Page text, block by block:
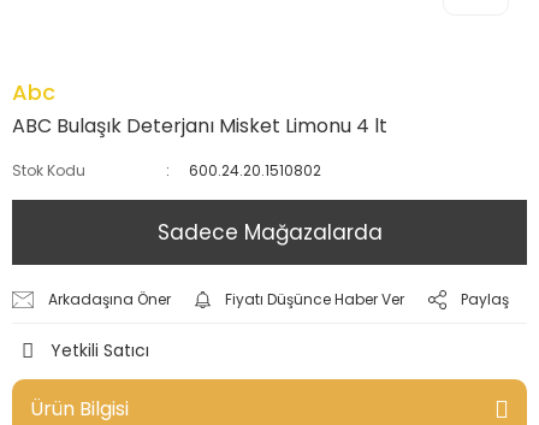
Abc
ABC Bulaşık Deterjanı Misket Limonu 4 lt
Stok Kodu 600.24.20.1510802
Sadece Mağazalarda
Arkadaşına Öner Fiyatı Düşünce Haber Ver Paylaş
Yetkili Satıcı
Ürün Bilgisi